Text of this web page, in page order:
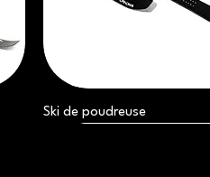
Ski de poudreuse